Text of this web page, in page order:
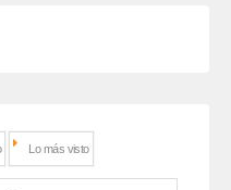
Lo más visto